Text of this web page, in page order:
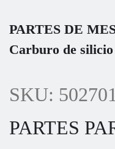
PARTES DE
Carburo de
SKU: 502701
PARTES